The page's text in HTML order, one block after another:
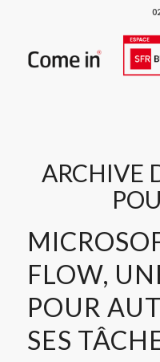
ARCHIVE
FLOW,
POUR
SES